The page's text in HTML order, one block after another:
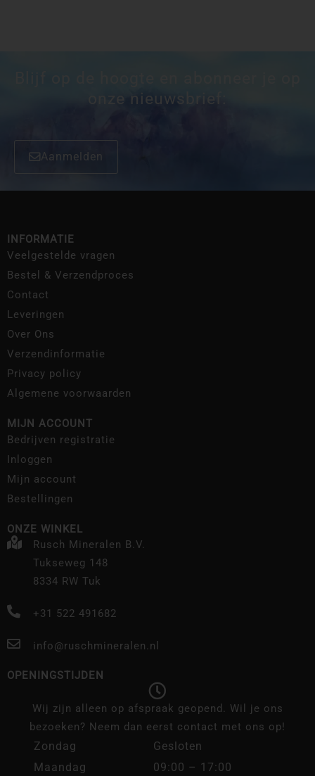
onze nieuwsbrief:
Aanmelden
INFORMATIE
Veelgestelde vragen
Bestel & Verzendproces
Contact
Leveringen
Over Ons
Verzendinformatie
Privacy policy
Algemene voorwaarden
MIJN ACCOUNT
Bedrijven registratie
Inloggen
Mijn account
Bestellingen
ONZE WINKEL
Rusch Mineralen B.V.
Tukseweg 148
8334 RW Tuk
+31 522 491682
info@ruschmineralen.nl
OPENINGSTIJDEN
Wij zijn alleen op afspraak geopend. Wil je ons
bezoeken? Neem dan eerst contact met ons op!
Zondag
Gesloten
Maandag
09:00 – 17:00